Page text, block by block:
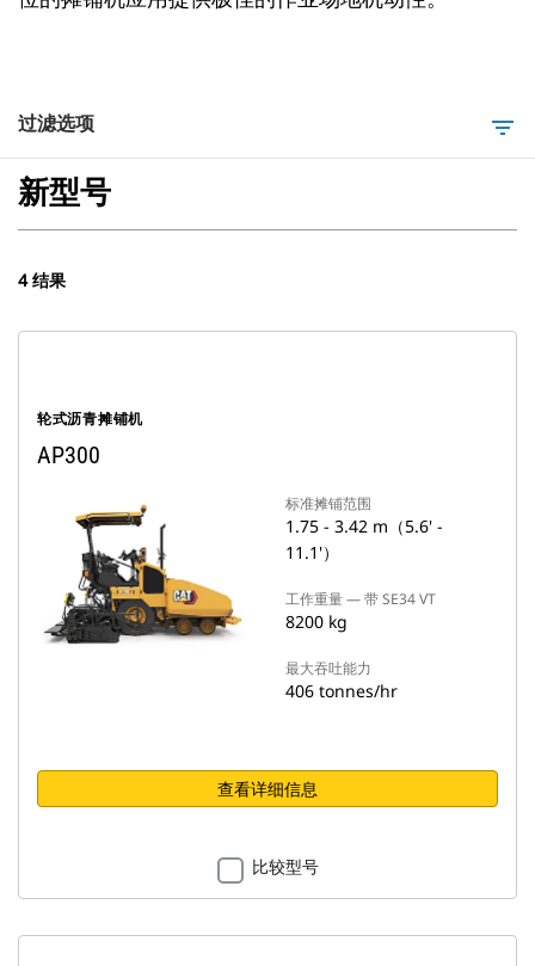
过滤选项 filter_list
新型号
4 结果
轮式沥青摊铺机
AP300
标准摊铺范围
1.75 - 3.42 m（5.6' -
11.1'）
工作重量 — 带 SE34 VT
8200 kg
最大吞吐能力
406 tonnes/hr
查看详细信息
比较型号